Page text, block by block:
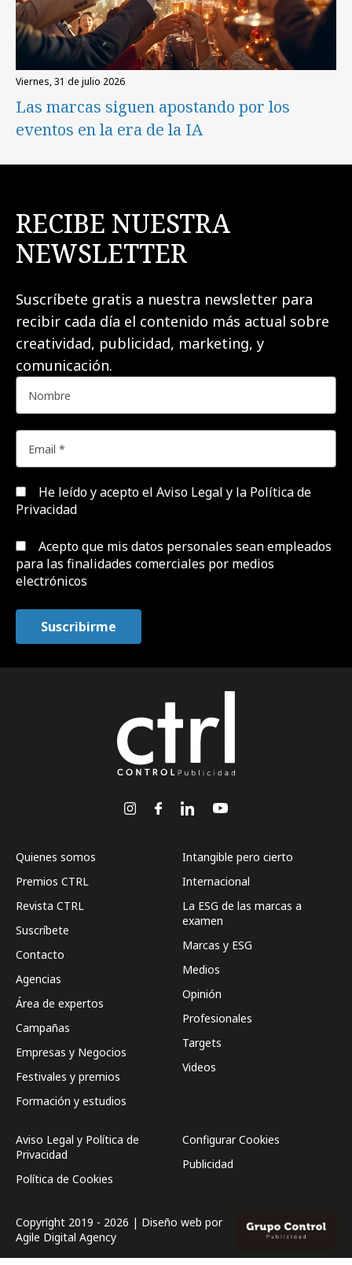
viernes, 31 de julio 2026
Las marcas siguen apostando por los
eventos en la era de la IA
RECIBE NUESTRA
NEWSLETTER
Suscríbete gratis a nuestra newsletter para
recibir cada día el contenido más actual sobre
creatividad, publicidad, marketing, y
comunicación.
He leído y acepto el Aviso Legal y la Política de
Privacidad
Acepto que mis datos personales sean empleados
para las finalidades comerciales por medios
electrónicos
Quienes somos
Premios CTRL
Revista CTRL
Suscríbete
Contacto
Agencias
Área de expertos
Campañas
Empresas y Negocios
Festivales y premios
Formación y estudios
Intangible pero cierto
Internacional
La ESG de las marcas a
examen
Marcas y ESG
Medios
Opinión
Profesionales
Targets
Videos
Aviso Legal y Política de
Privacidad
Política de Cookies
Configurar Cookies
Publicidad
Copyright 2019 - 2026 | Diseño web por
Agile Digital Agency